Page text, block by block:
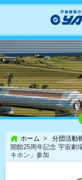
ホーム 分団活動
開館25周年記念 宇宙劇
キホン」参加